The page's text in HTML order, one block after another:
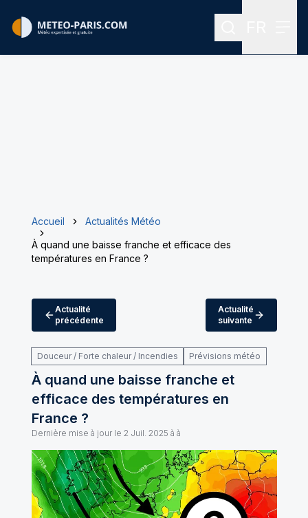
Rechercher
Accueil
Actualités Météo
À quand une baisse franche et efficace des
températures en France ?
Actualité
précédente
Actualité
suivante
Douceur / Forte chaleur / Incendies Prévisions météo
À quand une baisse franche et
efficace des températures en
France ?
Dernière mise à jour le 2 Juil. 2025 à à